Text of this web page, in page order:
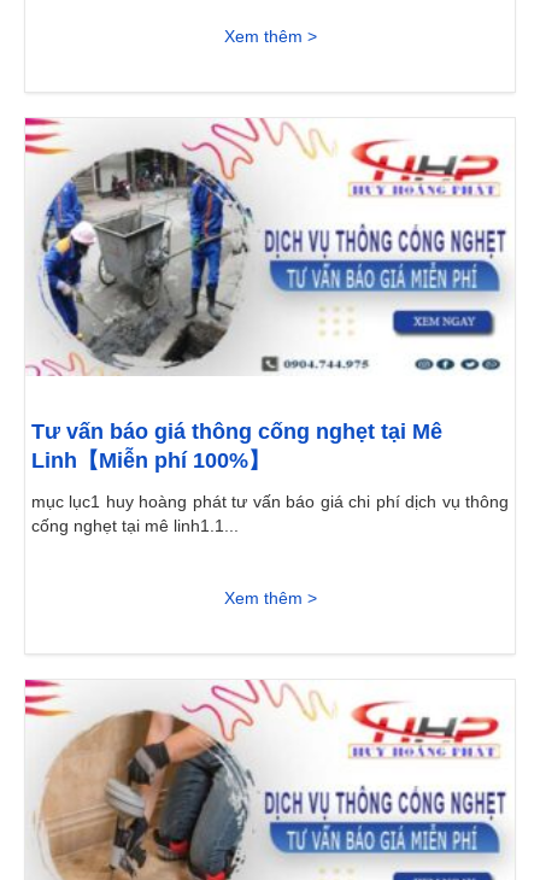
Xem thêm >
Tư vấn báo giá thông cống nghẹt tại Mê
Linh【Miễn phí 100%】
mục lục1 huy hoàng phát tư vấn báo giá chi phí dịch vụ thông
cống nghẹt tại mê linh1.1...
Xem thêm >